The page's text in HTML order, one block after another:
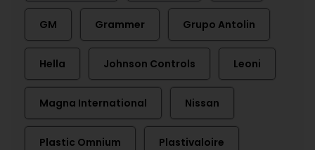
GM Grammer Grupo Antolin
Hella Johnson Controls Leoni
Magna International Nissan
Plastic Omnium Plastivaloire